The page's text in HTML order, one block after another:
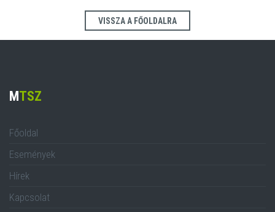
VISSZA A FŐOLDALRA
MTSZ
Főoldal
Események
Hírek
Kapcsolat